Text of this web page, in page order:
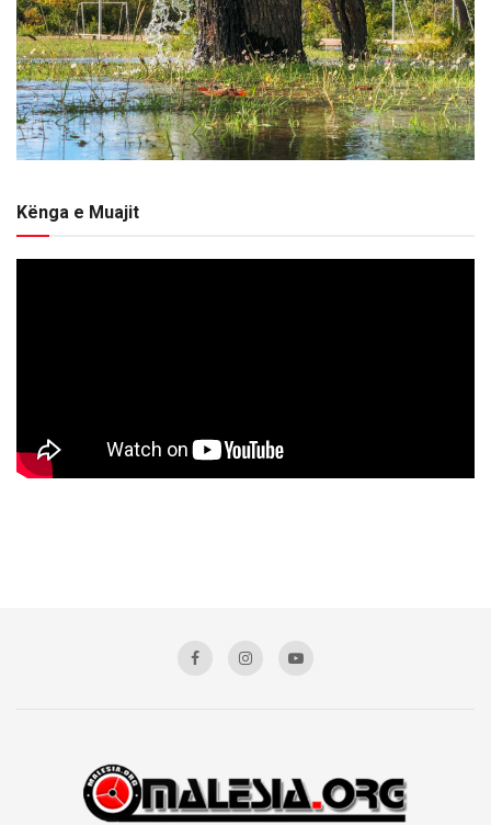
Kënga e Muajit